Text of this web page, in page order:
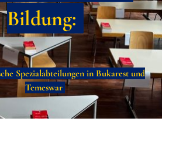
Bildung:
Spezialabteilungen in Bukarest und
Temeswar